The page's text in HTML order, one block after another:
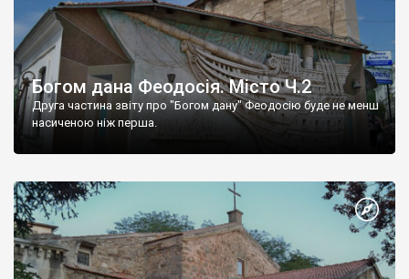
Богом дана Феодосія. Місто Ч.2
Друга частина звіту про "Богом дану" Феодосію буде не менш
насиченою ніж перша.